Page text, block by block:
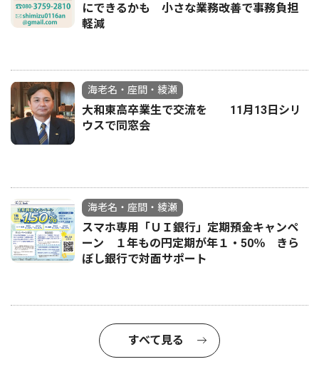
にできるかも 小さな業務改善で事務負担
軽減
海老名・座間・綾瀬
大和東高卒業生で交流を 11月13日シリ
ウスで同窓会
海老名・座間・綾瀬
スマホ専用「ＵＩ銀行」定期預金キャンペ
ーン １年もの円定期が年１・50％ きら
ぼし銀行で対面サポート
すべて見る